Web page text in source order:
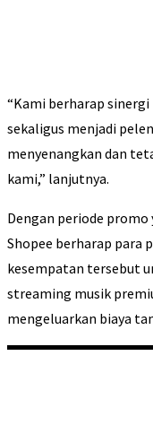
“Kami berharap
sekaligus menjadi
menyenangkan dan
kami,” lanjutnya.
Dengan periode
Shopee berharap para
kesempatan tersebut
streaming musik
mengeluarkan biaya